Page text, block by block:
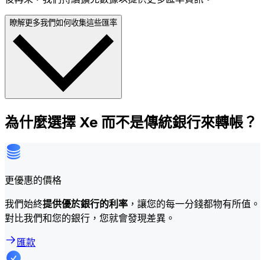
瞭解更多我們如何收集這些匯率
為什麼選擇 Xe 而不是傳統銀行來轉帳？
更優惠的價格
我們始終提供優於銀行的利率 ，讓您的每一分錢都物有所值。
對比我們和您的銀行，您就會發現差異。
匯款